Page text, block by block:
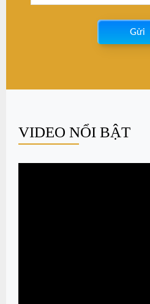
Gửi
VIDEO NỔI BẬT